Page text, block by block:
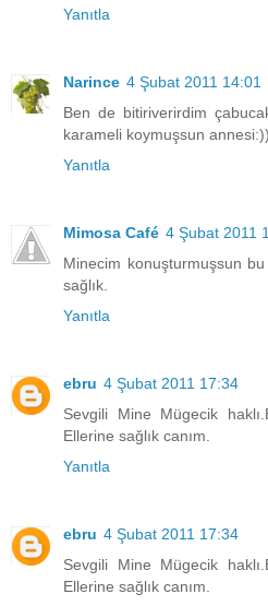
Yanıtla
Narince 4 Şubat 2011 14:01
Ben de bitiriverirdim
karameli koymuşsun annesi:))
Yanıtla
Mimosa Café 4 Şubat 2011
Minecim konuşturmuşsun
sağlık.
Yanıtla
ebru 4 Şubat 2011 17:34
Sevgili Mine Mügecik
Ellerine sağlık canım.
Yanıtla
ebru 4 Şubat 2011 17:34
Sevgili Mine Mügecik
Ellerine sağlık canım.